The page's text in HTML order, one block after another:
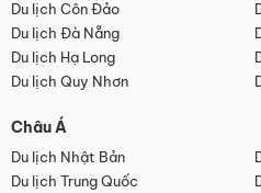
Du lịch Côn Đảo
Du lịch Đà Nẵng
Du lịch Hạ Long
Du lịch Quy Nhơn
Châu Á
Du lịch Nhật Bản
Du lịch Trung Quốc